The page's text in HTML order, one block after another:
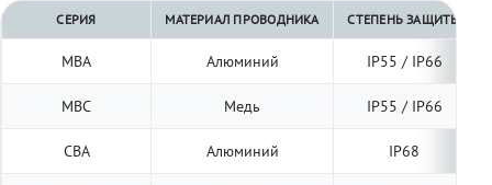
СЕРИЯ МАТЕРИАЛ ПРОВОДНИКА СТЕПЕНЬ ЗАЩИТЫ
МВА Алюминий IP55 / IP66
МВС Медь IP55 / IP66
СВА Алюминий IP68